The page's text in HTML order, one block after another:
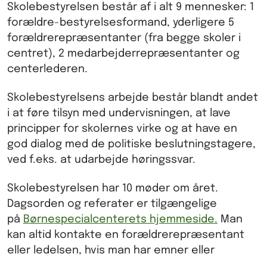
Skolebestyrelsen består af i alt 9 mennesker: 1
forældre-bestyrelsesformand, yderligere 5
forældrerepræsentanter (fra begge skoler i
centret), 2 medarbejderrepræsentanter og
centerlederen.
Skolebestyrelsens arbejde består blandt andet
i at føre tilsyn med undervisningen, at lave
principper for skolernes virke og at have en
god dialog med de politiske beslutningstagere,
ved f.eks. at udarbejde høringssvar.
Skolebestyrelsen har 10 møder om året.
Dagsorden og referater er tilgængelige
på Børnespecialcenterets hjemmeside. Man
kan altid kontakte en forældrerepræsentant
eller ledelsen, hvis man har emner eller